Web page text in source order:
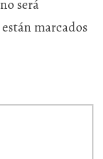
será
marcados